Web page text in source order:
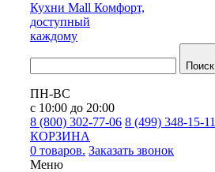
Кухни Mall Комфорт,
доступный
каждому
Поиск
ПН-ВС
с 10:00 до 20:00
8 (800) 302-77-06 8 (499) 348-15-11
КОРЗИНА
0 товаров. Заказать звонок
Меню